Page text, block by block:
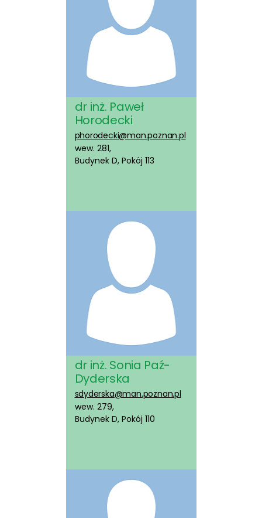
dr inż. Paweł
Horodecki
phorodecki@man.poznan.pl
wew. 281,
Budynek D, Pokój 113
dr inż. Sonia Paź-
Dyderska
sdyderska@man.poznan.pl
wew. 279,
Budynek D, Pokój 110